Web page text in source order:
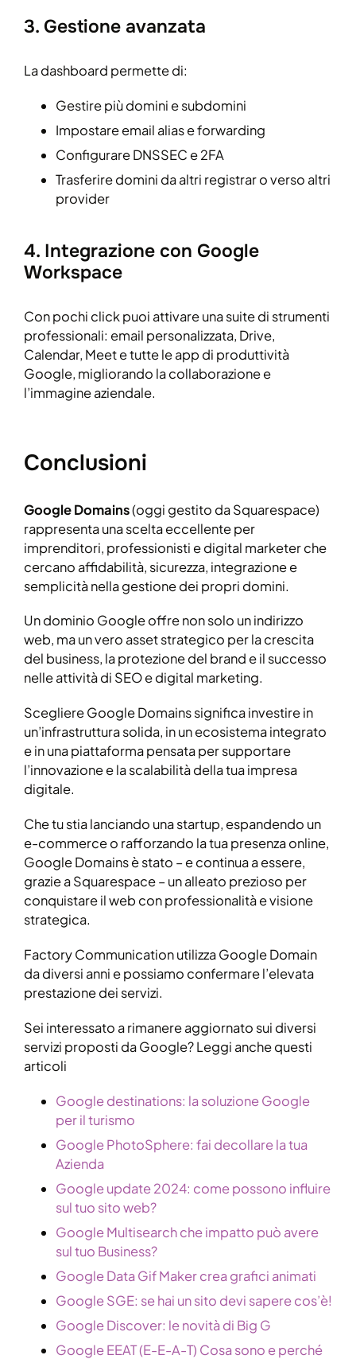
3. Gestione avanzata
La dashboard permette di:
Gestire più domini e subdomini
Impostare email alias e forwarding
Configurare DNSSEC e 2FA
Trasferire domini da altri registrar o verso altri
provider
4. Integrazione con Google
Workspace
Con pochi click puoi attivare una suite di strumenti
professionali: email personalizzata, Drive,
Calendar, Meet e tutte le app di produttività
Google, migliorando la collaborazione e
l’immagine aziendale.
Conclusioni
Google Domains(oggi gestito da Squarespace)
rappresenta una scelta eccellente per
imprenditori, professionisti e digital marketer che
cercano affidabilità, sicurezza, integrazione e
semplicità nella gestione dei propri domini.
Un dominio Google offre non solo un indirizzo
web, ma un vero asset strategico per la crescita
del business, la protezione del brand e il successo
nelle attività di SEO e digital marketing.
Scegliere Google Domains significa investire in
un’infrastruttura solida, in un ecosistema integrato
e in una piattaforma pensata per supportare
l’innovazione e la scalabilità della tua impresa
digitale.
Che tu stia lanciando una startup, espandendo un
e-commerce o rafforzando la tua presenza online,
Google Domains è stato – e continua a essere,
grazie a Squarespace – un alleato prezioso per
conquistare il web con professionalità e visione
strategica.
Factory Communication utilizza Google Domain
da diversi anni e possiamo confermare l’elevata
prestazione dei servizi.
Sei interessato a rimanere aggiornato sui diversi
servizi proposti da Google? Leggi anche questi
articoli
Google destinations: la soluzione Google
per il turismo
Google PhotoSphere: fai decollare la tua
Azienda
Google update 2024: come possono influire
sul tuo sito web?
Google Multisearch che impatto può avere
sul tuo Business?
Google Data Gif Maker crea grafici animati
Google SGE: se hai un sito devi sapere cos’è!
Google Discover: le novità di Big G
Google EEAT (E-E-A-T) Cosa sono e perché